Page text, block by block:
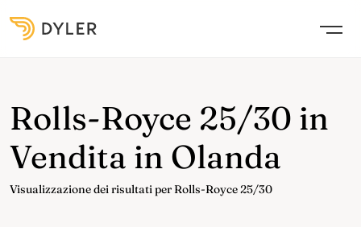
Rolls-Royce 25/30 in
Vendita in Olanda
Visualizzazione dei risultati per Rolls-Royce 25/30